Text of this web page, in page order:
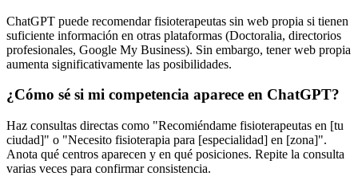
ChatGPT puede recomendar fisioterapeutas sin web propia si tienen
suficiente información en otras plataformas (Doctoralia, directorios
profesionales, Google My Business). Sin embargo, tener web propia
aumenta significativamente las posibilidades.
¿Cómo sé si mi competencia aparece en ChatGPT?
Haz consultas directas como "Recomiéndame fisioterapeutas en [tu
ciudad]" o "Necesito fisioterapia para [especialidad] en [zona]".
Anota qué centros aparecen y en qué posiciones. Repite la consulta
varias veces para confirmar consistencia.